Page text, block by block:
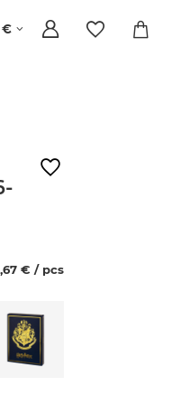
€
€ / pcs